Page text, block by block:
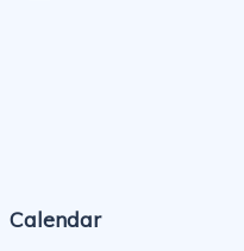
Calendar